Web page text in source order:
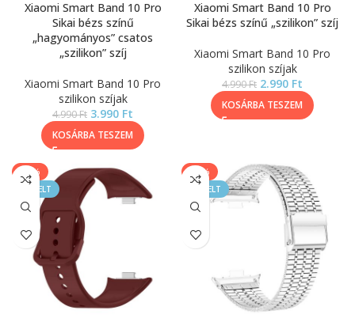
Xiaomi Smart Band 10 Pro
Sikai bézs színű
„hagyományos” csatos
„szilikon” szíj
Xiaomi Smart Band 10 Pro
szilikon szíjak
4.990Ft 3.990 Ft
KOSÁRBA TESZEM
Xiaomi Smart Band 10 Pro
Sikai bézs színű „szilikon” szíj
Xiaomi Smart Band 10 Pro
szilikon szíjak
4.990Ft 2.990 Ft
KOSÁRBA TESZEM
-20%
KIEMELT
-20%
KIEMELT